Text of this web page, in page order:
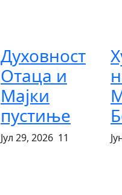
Духовност
Отаца и
Мајки
пустиње
Јул 29, 2026 11